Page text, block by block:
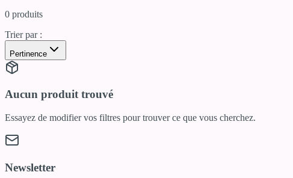
0 produits
Trier par :
Pertinence
Aucun produit trouvé
Essayez de modifier vos filtres pour trouver ce que vous cherchez.
Newsletter